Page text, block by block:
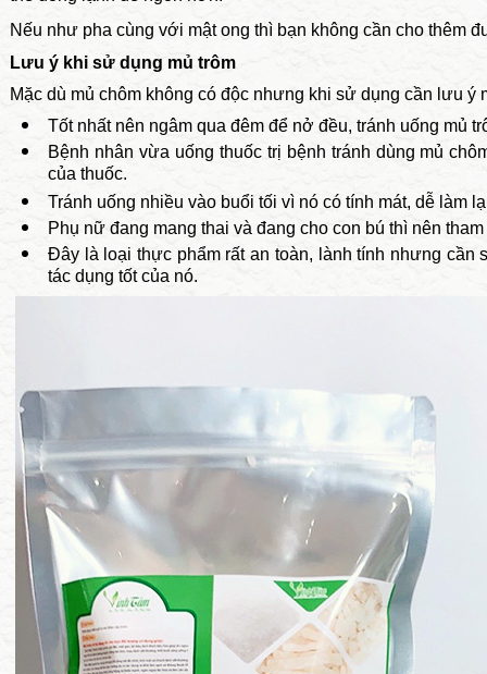
Nếu như pha cùng với mật ong thì bạn không cần cho thêm
Lưu ý khi sử dụng mủ trôm
Mặc dù mủ chôm không có độc nhưng khi sử dụng cần lưu ý
Tốt nhất nên ngâm qua đêm để nở đều, tránh uống mủ
Bệnh nhân vừa uống thuốc trị bệnh tránh dùng mủ
của thuốc.
Tránh uống nhiều vào buổi tối vì nó có tính mát, dễ làm
Phụ nữ đang mang thai và đang cho con bú thì nên
Đây là loại thực phẩm rất an toàn, lành tính nhưng cần
tác dụng tốt của nó.